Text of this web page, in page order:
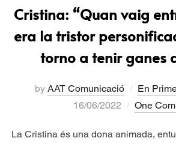
Cristina: “Quan vaig
era la tristor
torno a tenir ganes
by AAT Comunicació
En
16/06/2022
One
La Cristina és una dona animada,